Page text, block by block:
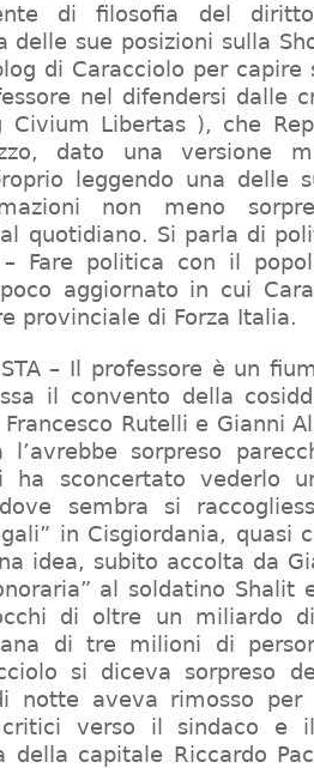
di filosofia del
delle sue posizioni sulla
di Caracciolo per
nel difendersi dalle
Civium Libertas ), che
dato una versione
leggendo una delle
non meno
quotidiano. Si parla di
– Fare politica con il
aggiornato in cui
provinciale di Forza Italia.
– Il professore è un
il convento della
Rutelli e Gianni
l’avrebbe sorpreso
ha sconcertato vederlo
sembra si
in Cisgiordania, quasi
idea, subito accolta da
al soldatino Shalit
di oltre un miliardo
di tre milioni di
si diceva sorpreso
notte aveva rimosso
verso il sindaco e
della capitale Riccardo